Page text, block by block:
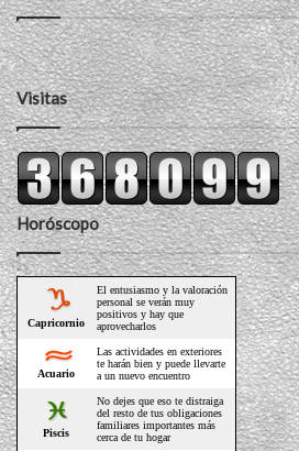
Visitas
Horóscopo